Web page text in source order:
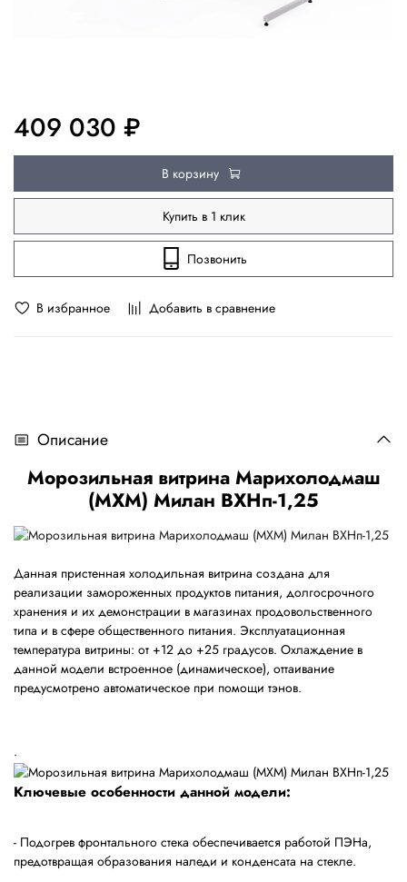
В избранное Добавить в сравнение
409 030 ₽
В корзину
Купить в 1 клик
Позвонить
Описание
Морозильная витрина Марихолодмаш
(МХМ) Милан ВХНп-1,25
Данная пристенная холодильная витрина создана для
реализации замороженных продуктов питания, долгосрочного
хранения и их демонстрации в магазинах продовольственного
типа и в сфере общественного питания. Эксплуатационная
температура витрины: от +12 до +25 градусов. Охлаждение в
данной модели встроенное (динамическое), оттаивание
предусмотрено автоматическое при помощи тэнов.
.
Ключевые особенности данной модели:
- Подогрев фронтального стека обеспечивается работой ПЭНа,
предотвращая образования наледи и конденсата на стекле.